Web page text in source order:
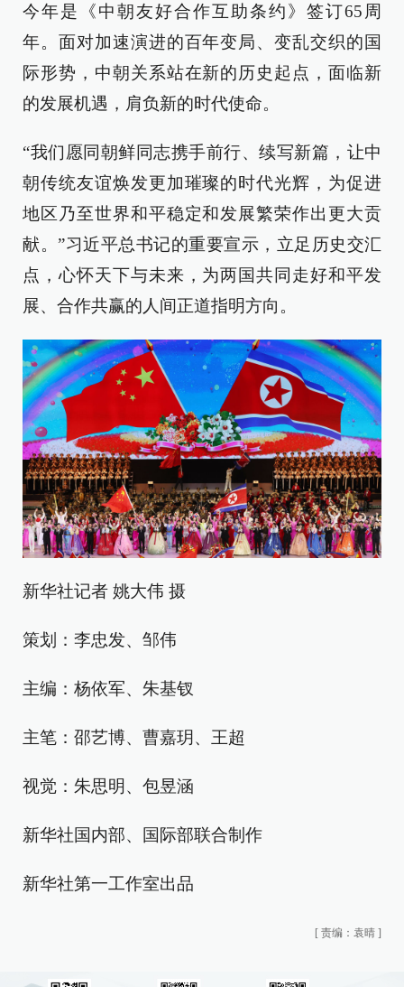
今年是《中朝友好合作互助条约》签订65周
年。面对加速演进的百年变局、变乱交织的国
际形势，中朝关系站在新的历史起点，面临新
的发展机遇，肩负新的时代使命。
“我们愿同朝鲜同志携手前行、续写新篇，让中
朝传统友谊焕发更加璀璨的时代光辉，为促进
地区乃至世界和平稳定和发展繁荣作出更大贡
献。”习近平总书记的重要宣示，立足历史交汇
点，心怀天下与未来，为两国共同走好和平发
展、合作共赢的人间正道指明方向。
新华社记者 姚大伟 摄
策划：李忠发、邹伟
主编：杨依军、朱基钗
主笔：邵艺博、曹嘉玥、王超
视觉：朱思明、包昱涵
新华社国内部、国际部联合制作
新华社第一工作室出品
[ 责编：袁晴 ]